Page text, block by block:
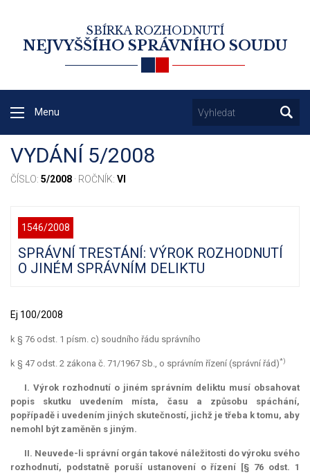
SBÍRKA ROZHODNUTÍ
NEJVYŠŠÍHO SPRÁVNÍHO SOUDU
Menu
VYDÁNÍ 5/2008
ČÍSLO: 5/2008 · ROČNÍK: VI
1546/2008
SPRÁVNÍ TRESTÁNÍ: VÝROK ROZHODNUTÍ
O JINÉM SPRÁVNÍM DELIKTU
Ej 100/2008
k § 76 odst. 1 písm. c) soudního řádu správního
k § 47 odst. 2 zákona č. 71/1967 Sb., o správním řízení (správní řád)*)
I. Výrok rozhodnutí o jiném správním deliktu musí obsahovat
popis skutku uvedením místa, času a způsobu spáchání,
popřípadě i uvedením jiných skutečností, jichž je třeba k tomu, aby
nemohl být zaměněn s jiným.
II. Neuvede-li správní orgán takové náležitosti do výroku svého
rozhodnutí, podstatně poruší ustanovení o řízení [§ 76 odst. 1